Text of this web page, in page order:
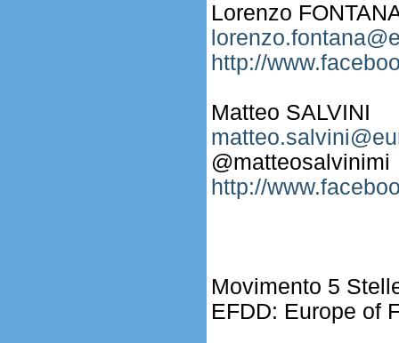
Lorenzo
http://
Matteo SALVINI
@matteosalvinimi
http://
Movimento 5
EFDD: Europe of